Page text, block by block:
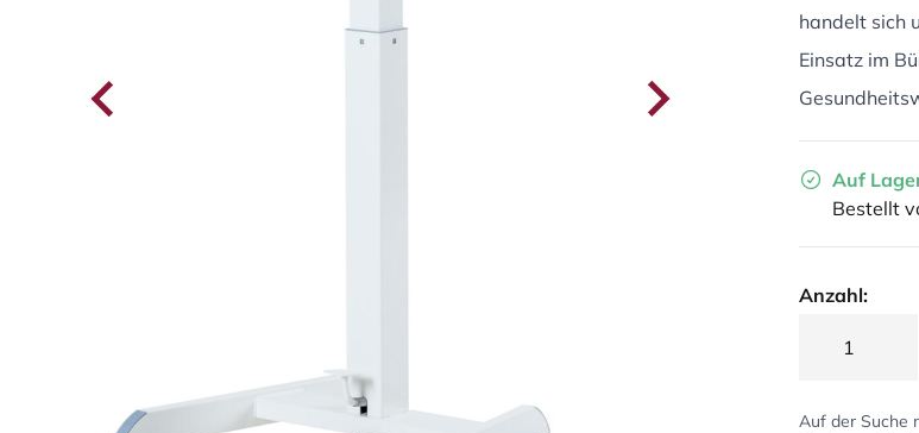
handelt sich
Einsatz im
Auf
Bestellt
Anzahl:
Auf der Suche